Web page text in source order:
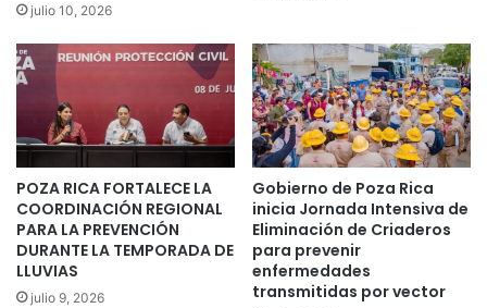
julio 10, 2026
POZA RICA FORTALECE LA
COORDINACIÓN REGIONAL
PARA LA PREVENCIÓN
DURANTE LA TEMPORADA DE
LLUVIAS
julio 9, 2026
Gobierno de Poza Rica
inicia Jornada Intensiva de
Eliminación de Criaderos
para prevenir
enfermedades
transmitidas por vector